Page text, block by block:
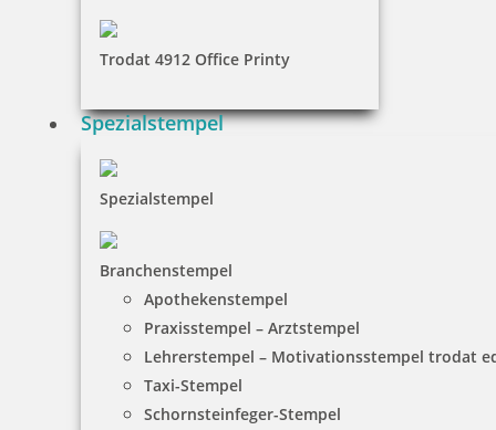
Trodat 4912 Office Printy
Spezialstempel
Spezialstempel
Branchenstempel
Apothekenstempel
Praxisstempel – Arztstempel
Lehrerstempel – Motivationsstempel trodat
Taxi-Stempel
Schornsteinfeger-Stempel